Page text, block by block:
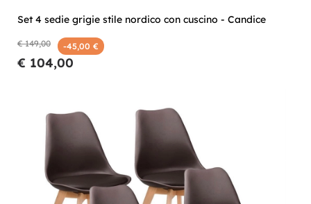
Set 4 sedie grigie stile nordico con cuscino - Candice
€ 149,00 -45,00 €
€ 104,00